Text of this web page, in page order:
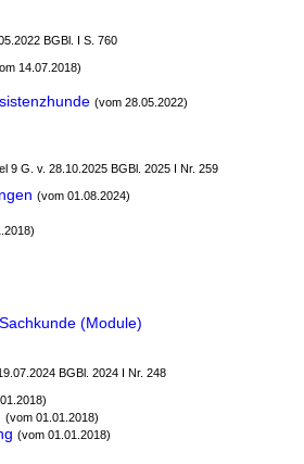
BGBl. I S. 760
14.07.2018)
(vom 28.05.2022)
9 G. v. 28.10.2025 BGBl. 2025 I Nr. 259
(vom 01.08.2024)
(Module)
BGBl. 2024 I Nr. 248
(vom 01.01.2018)
(vom 01.01.2018)